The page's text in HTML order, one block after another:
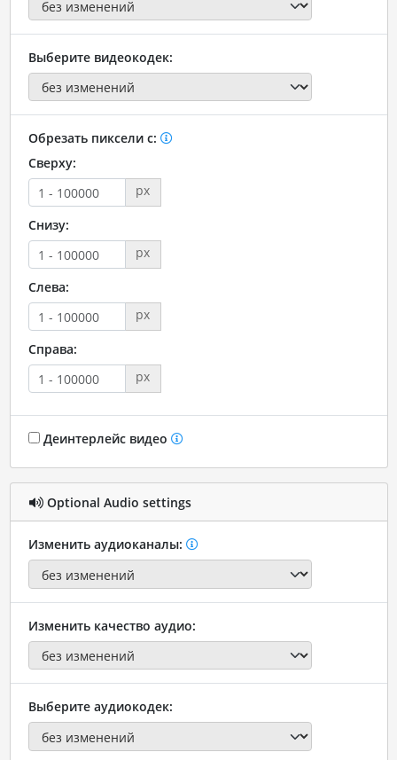
Выберите видеокодек:
Обрезать пиксели с:
Сверху:
px
Снизу:
px
Слева:
px
Справа:
px
Деинтерлейс видео
Optional Audio settings
Изменить аудиоканалы:
Изменить качество аудио:
Выберите аудиокодек: